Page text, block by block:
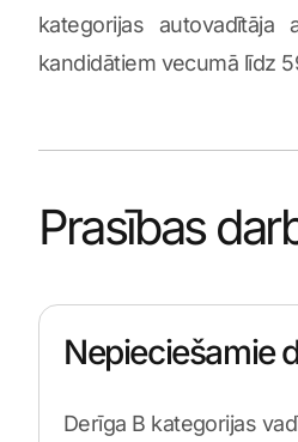
kategorijas autovadītāja
kandidātiem vecumā līdz
Prasības
Nepieciešamie
Derīga B kategorijas